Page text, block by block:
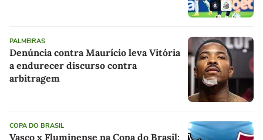
PALMEIRAS
Denúncia contra Maurício leva Vitória
a endurecer discurso contra
arbitragem
COPA DO BRASIL
Vasco x Fluminense na Copa do Brasil: